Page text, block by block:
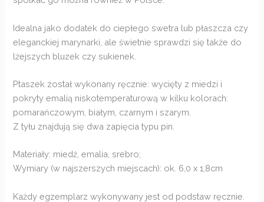
Idealna jako dodatek do ciepłego swetra lub płaszcza czy
eleganckiej marynarki, ale świetnie sprawdzi się także do
lżejszych bluzek czy sukienek.
Ptaszek został wykonany ręcznie: wycięty z miedzi i
pokryty emalią niskotemperaturową w kilku kolorach:
pomarańczowym, białym, czarnym i szarym.
Z tyłu znajdują się dwa zapięcia typu pin.
Materiały: miedź, emalia, srebro;
Wymiary (w najszerszych miejscach): ok. 6,0 x 1,8cm
Każdy egzemplarz wykonywany jest od podstaw ręcznie.